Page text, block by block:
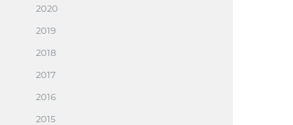
2020
2019
2018
2017
2016
2015